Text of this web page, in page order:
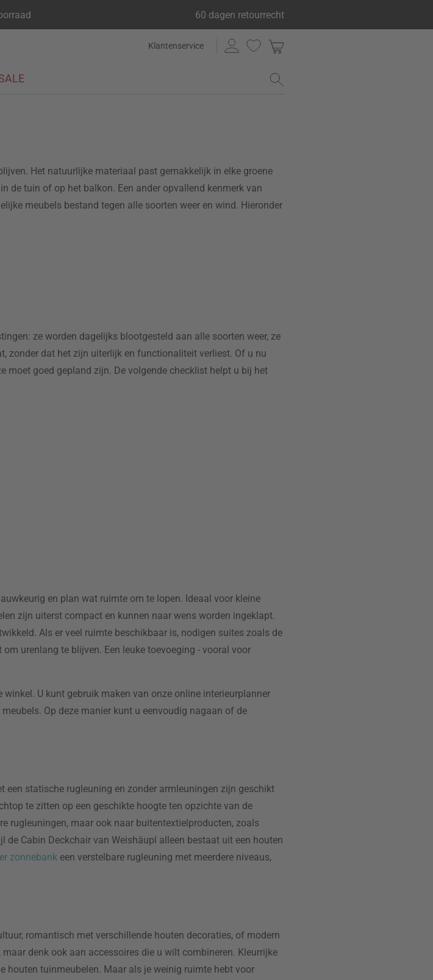
60 dagen retourrecht
Klantenservice
Het natuurlijke materiaal past gemakkelijk in elke groene
de tuin of op het balkon. Een ander opvallend kenmerk van
meubels bestand tegen alle soorten weer en wind. Hieronder
ze worden dagelijks blootgesteld aan alle soorten weer, ze
zonder dat het zijn uiterlijk en functionaliteit verliest. Of u nu
moet goed gepland zijn. De volgende checklist helpt u bij het
en plan wat ruimte om te lopen. Ideaal voor kleine
zijn uiterst compact en kunnen naar wens worden ingeklapt.
Als er veel ruimte beschikbaar is, nodigen suites zoals de
om urenlang te blijven. Een leuke toevoeging - vooral voor
U kunt gebruik maken van onze online interieurplanner
Op deze manier kunt u eenvoudig nagaan of de
statische rugleuning en zonder armleuningen zijn geschikt
te zitten op een geschikte hoogte ten opzichte van de
rugleuningen, maar ook naar buitentextielproducten, zoals
Cabin Deckchair van Weishäupl alleen bestaat uit een houten
zonnebank een verstelbare rugleuning met meerdere niveaus,
romantisch met verschillende houten decoraties, of modern
denk ook aan accessoires die u wilt combineren. Kleurrijke
houten tuinmeubelen. Maar als je weinig ruimte hebt voor